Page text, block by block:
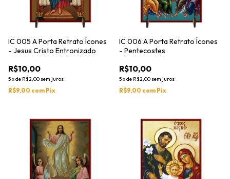
IC 005 A Porta Retrato Ícones
- Jesus Cristo Entronizado
R$10,00
5xde R$2,00 sem juros
R$9,00 com Pix
IC 006 A Porta Retrato Ícones
- Pentecostes
R$10,00
5xde R$2,00 sem juros
R$9,00 com Pix